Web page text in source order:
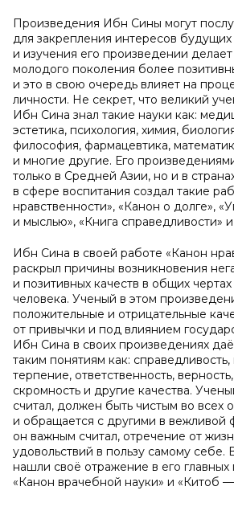
Произведения Ибн Сины могут
для закрепления интересов будущих
и изучения его произведении
молодого поколения более
и это в свою очередь влияет на
личности. Не секрет, что великий
Ибн Сина знал такие науки как:
эстетика, психология, химия,
философия, фармацевтика,
и многие другие. Его
только в Средней Азии, но и в
в сфере воспитания создал такие
нравственности», «Канон о долге»,
и мыслью», «Книга справедливости»
Ибн Сина в своей работе «Канон
раскрыл причины возникновения
и позитивных качеств в общих чертах
человека. Ученый в этом
положительные и отрицательные
от привычки и под влиянием
Ибн Сина в своих произведениях
таким понятиям как:
терпение, ответственность,
скромность и другие качества.
считал, должен быть чистым во всех
и обращается с другими в
он важным считал, отречение от
удовольствий в пользу самому
нашли своё отражение в его главных
«Канон врачебной науки» и «Китоб